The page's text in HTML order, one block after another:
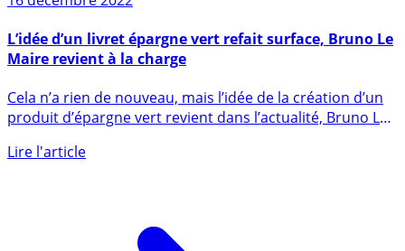
16 décembre 2022
Maire revient à la charge
produit d’épargne vert revient dans l’actualité, Bruno Le